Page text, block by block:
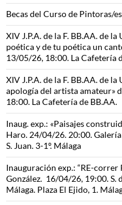
Becas del Curso de Pintoras/
XIV J.P.A. de la F. BB.AA. de
poética y de tu poética un
13/05/26, 18:00. La Cafetería
XIV J.P.A. de la F. BB.AA. de
apología del artista amateur»
18:00. La Cafetería de BB.AA.
Inaug. exp.: «Paisajes
Haro. 24/04/26. 20:00.
S. Juan. 3-1º. Málaga
Inauguración exp.: “RE-correr
González. 16/04/26, 19:00. S.
Málaga. Plaza El Ejido, 1.